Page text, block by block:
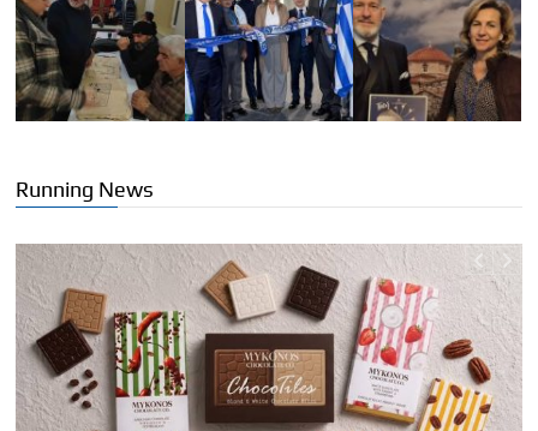
Running News